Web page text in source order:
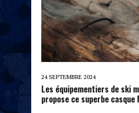
24 SEPTEMBRE 2024
Les équipementiers de ski
propose ce superbe casque